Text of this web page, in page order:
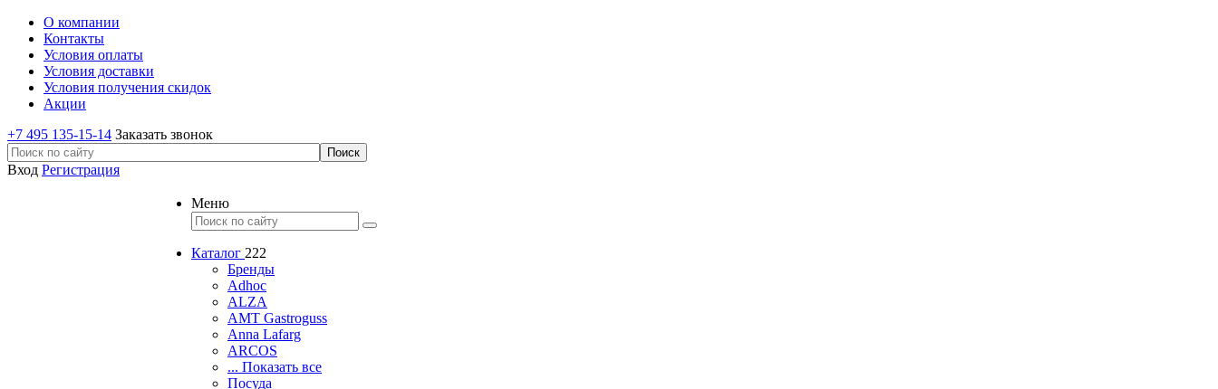
О компании
Контакты
Условия оплаты
Условия доставки
Условия получения скидок
Акции
+7 495 135-15-14 Заказать звонок
Вход Регистрация
Меню
Каталог 222
Бренды
Adhoc
ALZA
AMT Gastroguss
Anna Lafarg
ARCOS
... Показать все
Посуда